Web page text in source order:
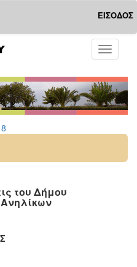
ΕΙΣΟΔΟΣ
Toggle
του Δήμου